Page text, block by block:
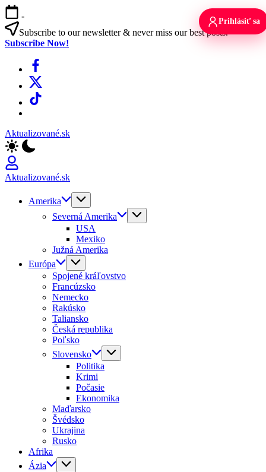
Skip
to
content
-
Subscribe to our newsletter & never miss our best posts.
Subscribe Now!
Facebook
X
TikTok
Aktualizované.sk
Aktualizované.sk
Amerika
Severná Amerika
USA
Mexiko
Južná Amerika
Európa
Spojené kráľovstvo
Francúzsko
Nemecko
Rakúsko
Taliansko
Česká republika
Poľsko
Slovensko
Politika
Krimi
Počasie
Ekonomika
Maďarsko
Švédsko
Ukrajina
Rusko
Afrika
Ázia
Prihlásiť sa